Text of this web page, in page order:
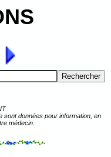
sont données pour information, en
médecin.